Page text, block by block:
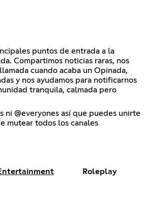
puntos de entrada a la
Compartimos noticias raras, nos
cuando acaba un Opinada,
y nos ayudamos para notificarnos
tranquila, calmada pero
ni @everyones así que puedes unirte
mutear todos los canales
Roleplay